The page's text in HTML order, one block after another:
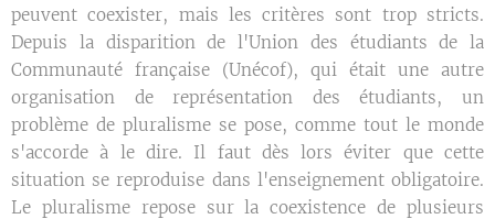
peuvent coexister, mais les critères sont trop stricts.
Depuis la disparition de l'Union des étudiants de la
Communauté française (Unécof), qui était une autre
organisation de représentation des étudiants, un
problème de pluralisme se pose, comme tout le monde
s'accorde à le dire. Il faut dès lors éviter que cette
situation se reproduise dans l'enseignement obligatoire.
Le pluralisme repose sur la coexistence de plusieurs